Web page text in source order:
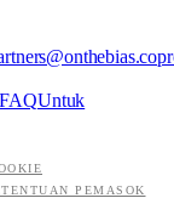
FAQUntuk
PEMASOK